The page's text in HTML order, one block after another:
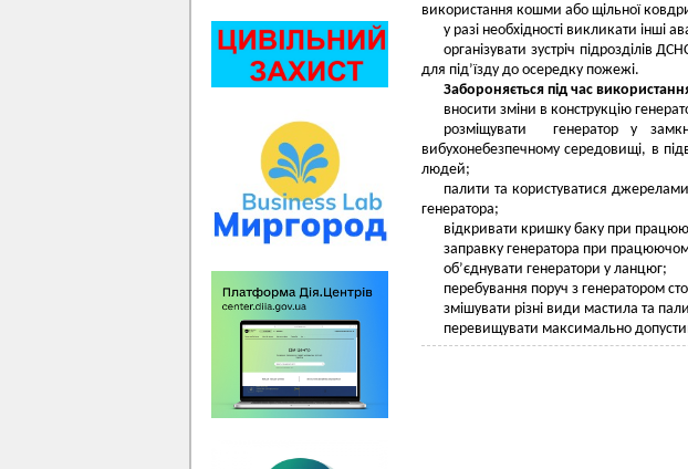
використання кошми або щільної
у разі необхідності викликати інші
організувати зустріч підрозділів
для під’їзду до осередку пожежі.
Забороняється під час
вносити зміни в конструкцію
розміщувати генератор у
вибухонебезпечному середовищі, в
людей;
палити та користуватися
генератора;
відкривати кришку баку при
заправку генератора при
об’єднувати генератори у ланцюг;
перебування поруч з генератором
змішувати різні види мастила та
перевищувати максимально